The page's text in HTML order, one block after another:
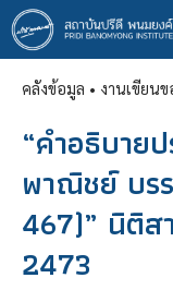
ข้าม
ไป
ยัง
เนื้อหา
คลังข้อมูล • งานเขียน
“คำอธิบาย
พาณิชย์ บร
467)” นิติ
2473